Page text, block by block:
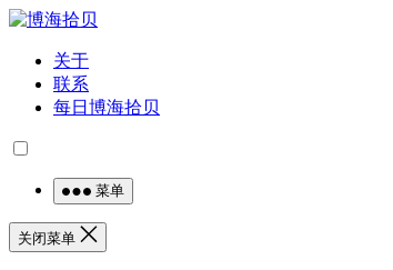
关于
联系
每日博海拾贝
菜单
关闭菜单